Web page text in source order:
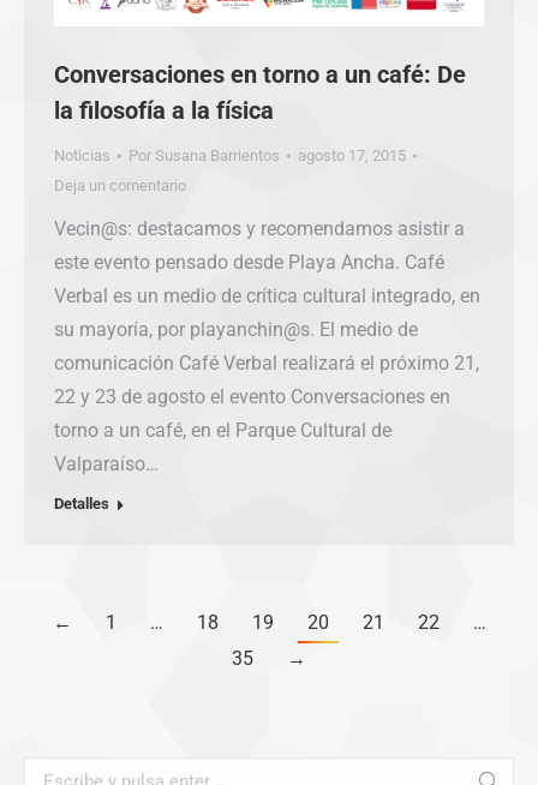
Conversaciones en torno a un café: De
la filosofía a la física
Noticias Por Susana Barrientos
agosto 17, 2015
Deja un comentario
Vecin@s: destacamos y recomendamos asistir a
este evento pensado desde Playa Ancha. Café
Verbal es un medio de crítica cultural integrado, en
su mayoría, por playanchin@s. El medio de
comunicación Café Verbal realizará el próximo 21,
22 y 23 de agosto el evento Conversaciones en
torno a un café, en el Parque Cultural de
Valparaíso…
Detalles
← 1 … 18 19 20 21 22
…
35
→
Buscar: